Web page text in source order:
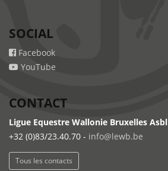
SOCIAL
Facebook
YouTube
CONTACT
Ligue Equestre Wallonie Bruxelles Asbl
+32 (0)83/23.40.70 - info@lewb.be
Tous les contacts